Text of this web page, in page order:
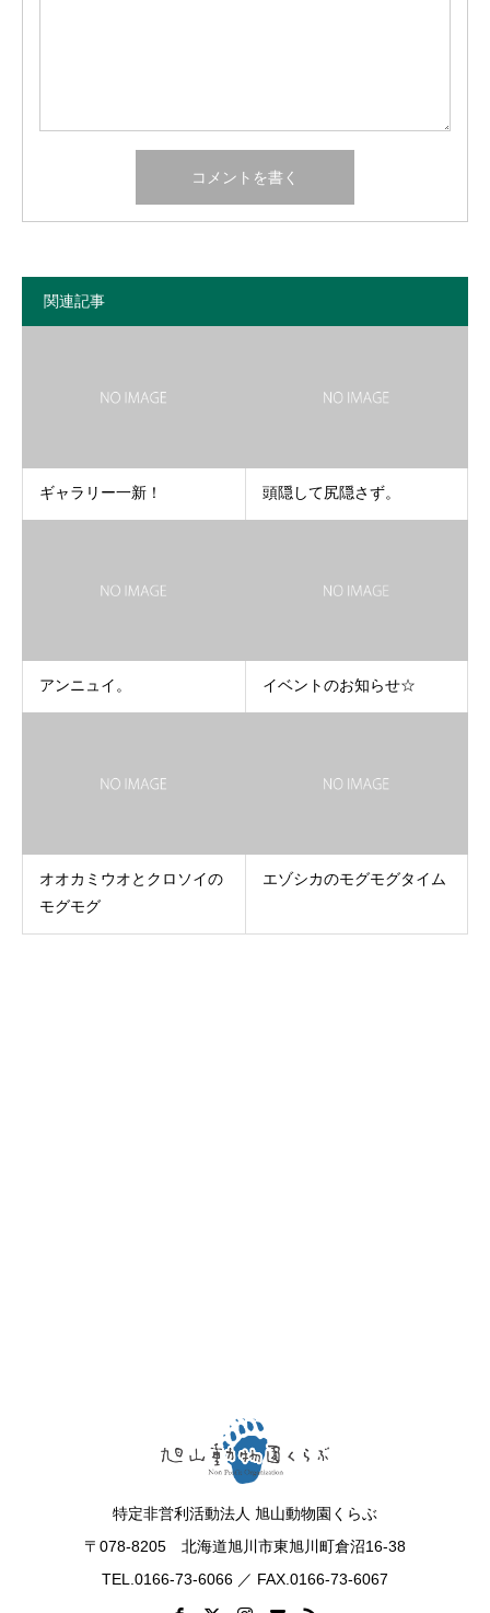
関連記事
ギャラリー一新！ 頭隠して尻隠さず。
アンニュイ。 イベントのお知らせ☆
オオカミウオとクロソイの
モグモグ
エゾシカのモグモグタイム
特定非営利活動法人 旭山動物園くらぶ
〒078-8205 北海道旭川市東旭川町倉沼16-38
TEL.0166-73-6066 ／ FAX.0166-73-6067